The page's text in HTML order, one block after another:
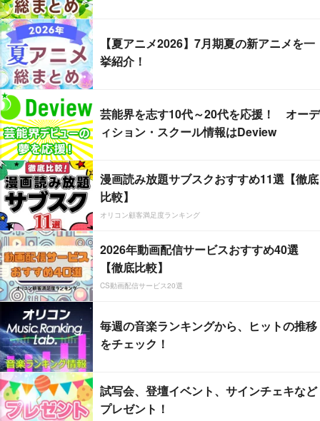
【夏アニメ2026】7月期夏の新アニメを一
挙紹介！
芸能界を志す10代～20代を応援！ オーデ
ィション・スクール情報はDeview
漫画読み放題サブスクおすすめ11選【徹底
比較】
オリコン顧客満足度ランキング
2026年動画配信サービスおすすめ40選
【徹底比較】
CS動画配信サービス20選
毎週の音楽ランキングから、ヒットの推移
をチェック！
試写会、登壇イベント、サインチェキなど
プレゼント！